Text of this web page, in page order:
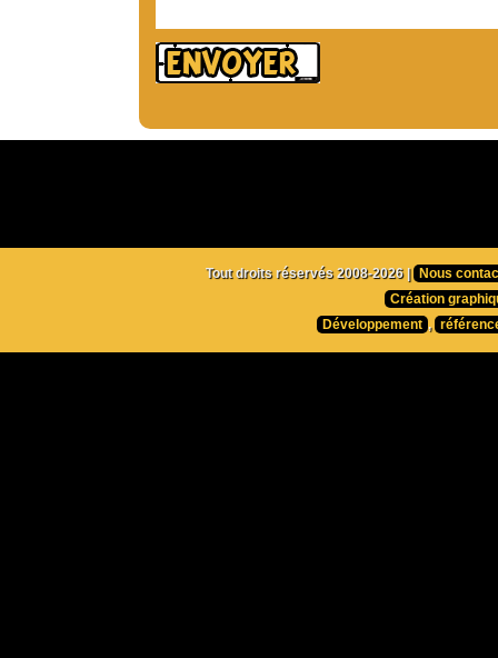
Tout droits réservés 2008-2026 |
Nous
Création
Développement ,